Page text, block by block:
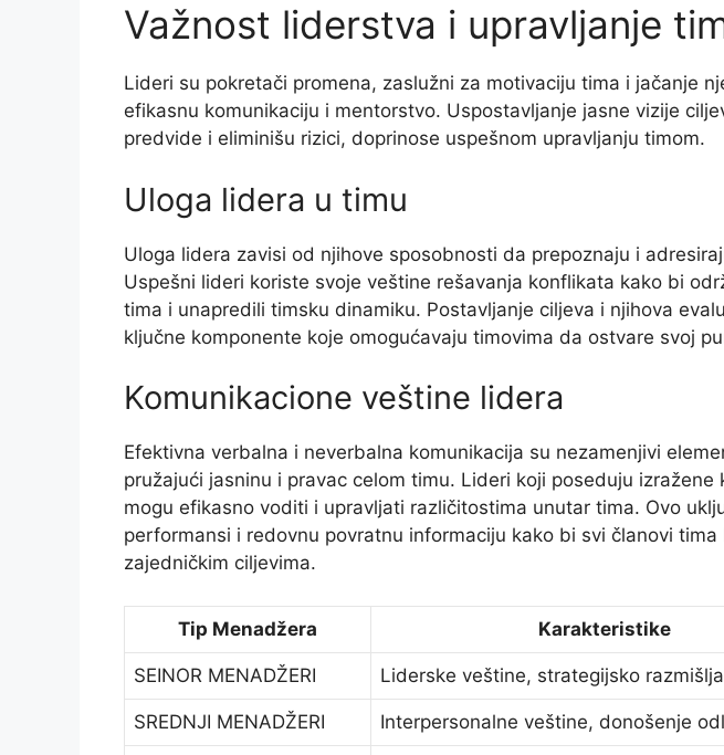
Važnost liderstva i upravljanje
Lideri su pokretači promena, zaslužni za motivaciju tima i jačanje
efikasnu komunikaciju i mentorstvo. Uspostavljanje jasne vizije
predvide i eliminišu rizici, doprinose uspešnom upravljanju timom.
Uloga lidera u timu
Uloga lidera zavisi od njihove sposobnosti da prepoznaju i
Uspešni lideri koriste svoje veštine rešavanja konflikata kako bi
tima i unapredili timsku dinamiku. Postavljanje ciljeva i njihova
ključne komponente koje omogućavaju timovima da ostvare svoj
Komunikacione veštine lidera
Efektivna verbalna i neverbalna komunikacija su nezamenjivi
pružajući jasninu i pravac celom timu. Lideri koji poseduju izražene
mogu efikasno voditi i upravljati različitostima unutar tima. Ovo
performansi i redovnu povratnu informaciju kako bi svi članovi tima
zajedničkim ciljevima.
Tip Menadžera Karakteristike
SEINOR MENADŽERI Liderske veštine, strategijsko
SREDNJI MENADŽERI Interpersonalne veštine, donošenje